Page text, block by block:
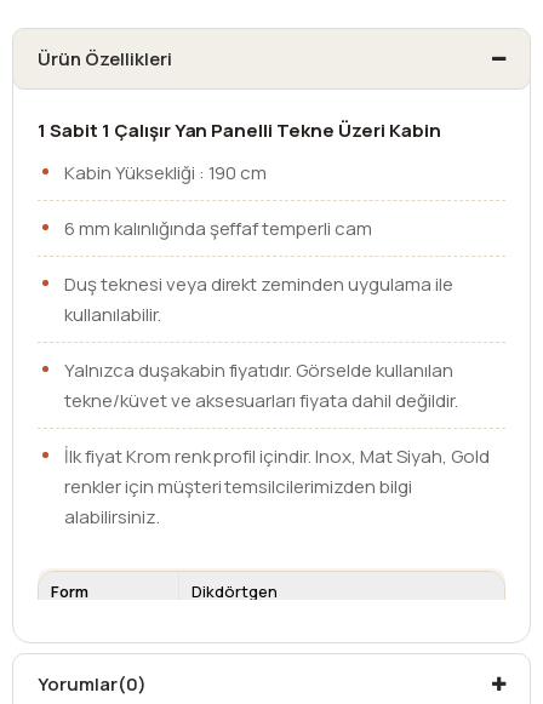
Ürün Özellikleri
1 Sabit 1 Çalışır Yan Panelli Tekne Üzeri Kabin
Kabin Yüksekliği : 190 cm
6 mm kalınlığında şeffaf temperli cam
Duş teknesi veya direkt zeminden uygulama ile
kullanılabilir.
Yalnızca duşakabin fiyatıdır. Görselde kullanılan
tekne/küvet ve aksesuarları fiyata dahil değildir.
İlk fiyat Krom renk profil içindir. Inox, Mat Siyah, Gold
renkler için müşteri temsilcilerimizden bilgi
alabilirsiniz.
Form
Dikdörtgen
Cam Kalınlığı
Yorumlar(0)